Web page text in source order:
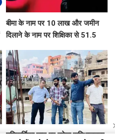
बीमा के नाम पर 10 लाख और जमीन
दिलाने के नाम पर शिक्षिका से 51.5
मणिकर्णिका घाट पर बनेगा सुविधाजनक